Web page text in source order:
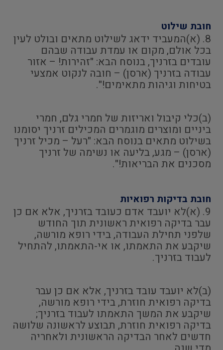
חובת שילוט
8. (א)המעביד ידאג לשילוט מתאים ובולט לעין
בכל אולם, מקום או עמדת עבודה שבהם
עובדים בזרניך, בנוסח הבא: "זהירות! – אזור
עבודה בזרניך (ארסן) – חובה לנקוט אמצעי
בטיחות וגיהות מתאימים!".
(ב)כלי קיבול ואריזות של חמרי גלם, חמרי
ביניים ומוצרים מוגמרים המכילים זרניך יסומנו
בשילוט מתאים בנוסח הבא: "רעל – מכיל זרניך
(ארסן) – מגע, בליעה או נשימה של זרניך
מסכנים את הבריאות!".
חובת בדיקות רפואיות
9. (א)לא יועבד אדם כעובד בזרניך, אלא אם כן
עבר בדיקה רפואית ראשונית תוך החודש
שלפני תחילת העבודה, בידי רופא מורשה,
שיקבע את התאמתו, או אי-התאמתו, להתחיל
לעבוד בזרניך.
(ב)לא יועבד עובד בזרניך, אלא אם כן עבר
בדיקה רפואית חוזרת, בידי רופא מורשה,
שיקבע את המשך התאמתו לעבוד בזרניך;
בדיקה רפואית חוזרת, תבוצע לראשונה שלושה
חדשים לאחר הבדיקה הראשונית ולאחריה